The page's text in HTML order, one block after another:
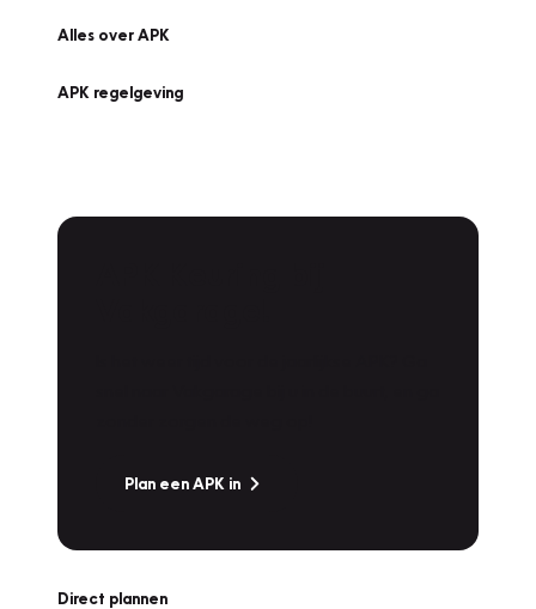
Alles over APK
APK regelgeving
Plan een APK in
Direct plannen